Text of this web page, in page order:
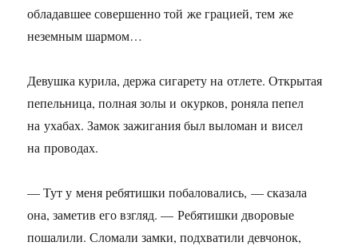
обладавшее совершенно той же грацией, тем же
неземным шармом…
Девушка курила, держа сигарету на отлете. Открытая
пепельница, полная золы и окурков, роняла пепел
на ухабах. Замок зажигания был выломан и висел
на проводах.
— Тут у меня ребятишки побаловались, — сказала
она, заметив его взгляд. — Ребятишки дворовые
пошалили. Сломали замки, подхватили девчонок,